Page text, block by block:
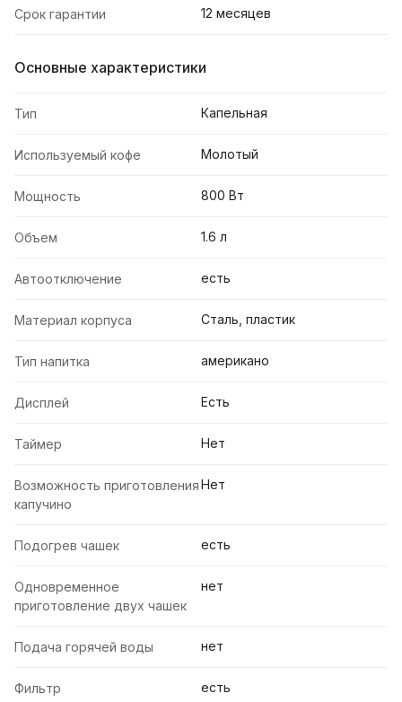
Срок гарантии 12 месяцев
Основные характеристики
Тип Капельная
Используемый кофе Молотый
Мощность 800 Вт
Объем 1.6 л
Автоотключение есть
Материал корпуса Сталь, пластик
Тип напитка американо
Дисплей Есть
Таймер Нет
Возможность приготовления
капучино
Нет
Подогрев чашек есть
Одновременное
приготовление двух чашек
нет
Подача горячей воды нет
Фильтр есть